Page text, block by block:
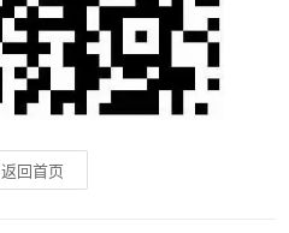
返回首页